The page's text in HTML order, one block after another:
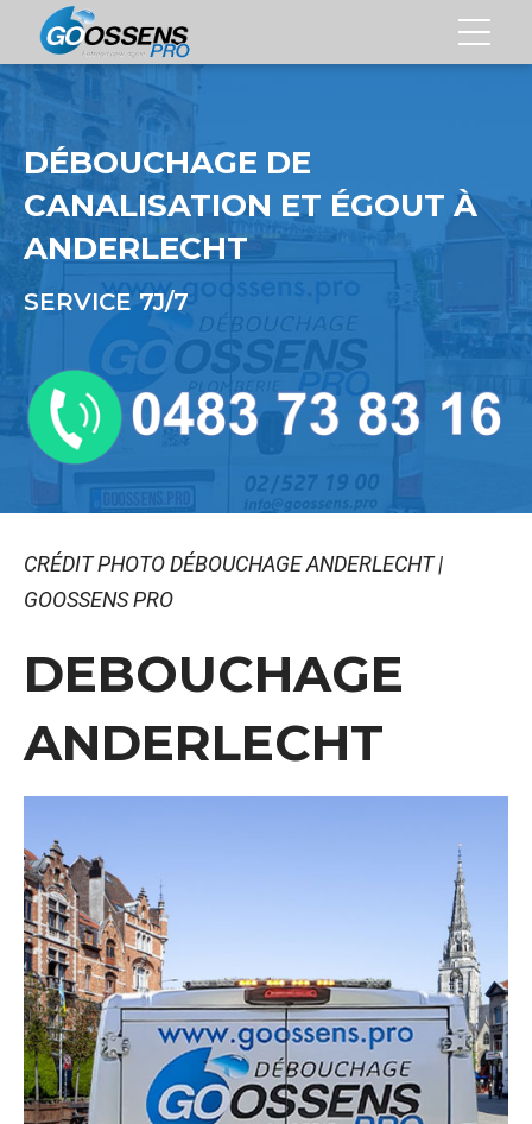
DÉBOUCHAGE DE
CANALISATION ET ÉGOUT À
ANDERLECHT
SERVICE 7J/7
CRÉDIT PHOTO DÉBOUCHAGE ANDERLECHT |
GOOSSENS PRO
DEBOUCHAGE
ANDERLECHT